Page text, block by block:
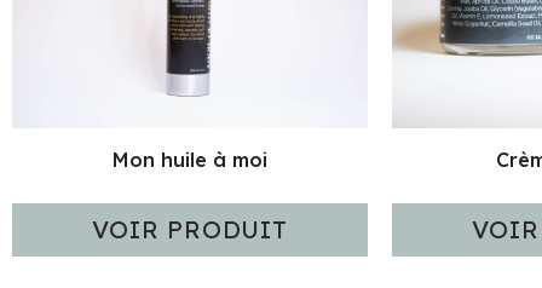
Mon huile à moi
VOIR PRODUIT